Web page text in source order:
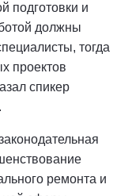
подготовки и
должны
тогда
проектов
спикер
ремонта и